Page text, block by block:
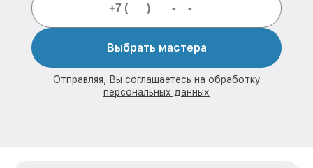
Выбрать мастера
Отправляя, Вы соглашаетесь на обработку
персональных данных